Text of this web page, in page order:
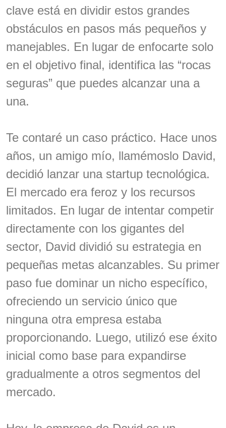
clave está en dividir estos grandes
obstáculos en pasos más pequeños y
manejables. En lugar de enfocarte solo
en el objetivo final, identifica las “rocas
seguras” que puedes alcanzar una a
una.
Te contaré un caso práctico. Hace unos
años, un amigo mío, llamémoslo David,
decidió lanzar una startup tecnológica.
El mercado era feroz y los recursos
limitados. En lugar de intentar competir
directamente con los gigantes del
sector, David dividió su estrategia en
pequeñas metas alcanzables. Su primer
paso fue dominar un nicho específico,
ofreciendo un servicio único que
ninguna otra empresa estaba
proporcionando. Luego, utilizó ese éxito
inicial como base para expandirse
gradualmente a otros segmentos del
mercado.